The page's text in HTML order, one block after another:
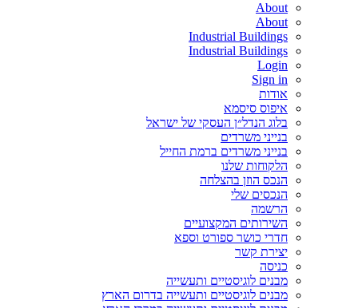
About
About
Industrial Buildings
Industrial Buildings
Login
Sign in
אודות
איפוס סיסמא
בלוג הנדל״ן העסקי של ישראל
בנייני משרדים
בנייני משרדים ברמת החייל
הלקוחות שלנו
הנכס הוזן בהצלחה
הנכסים שלי
הרשמה
השירותים המקצועיים
חדרי כושר ספורט וספא
יצירת קשר
כניסה
מבנים לוגיסטיים ותעשייה
מבנים לוגיסטיים ותעשייה בדרום הארץ